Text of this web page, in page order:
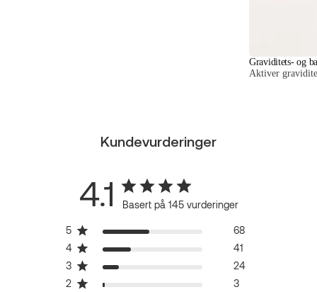
Graviditets- og
Aktiver
Kundevurderinger
4.1 Basert på 145 vurderinger
5
68
4
41
3
24
2
3